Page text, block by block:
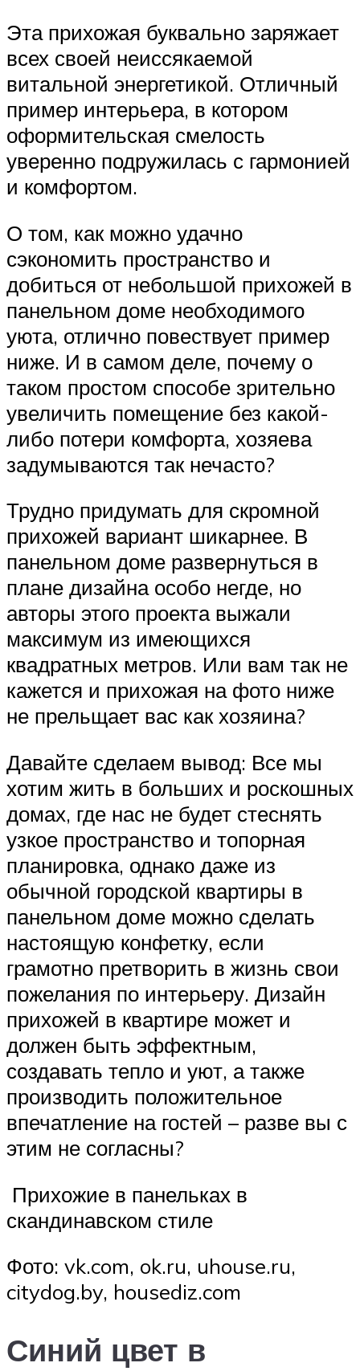
Эта прихожая буквально заряжает
всех своей неиссякаемой
витальной энергетикой. Отличный
пример интерьера, в котором
оформительская смелость
уверенно подружилась с гармонией
и комфортом.
О том, как можно удачно
сэкономить пространство и
добиться от небольшой прихожей в
панельном доме необходимого
уюта, отлично повествует пример
ниже. И в самом деле, почему о
таком простом способе зрительно
увеличить помещение без какой-
либо потери комфорта, хозяева
задумываются так нечасто?
Трудно придумать для скромной
прихожей вариант шикарнее. В
панельном доме развернуться в
плане дизайна особо негде, но
авторы этого проекта выжали
максимум из имеющихся
квадратных метров. Или вам так не
кажется и прихожая на фото ниже
не прельщает вас как хозяина?
Давайте сделаем вывод: Все мы
хотим жить в больших и роскошных
домах, где нас не будет стеснять
узкое пространство и топорная
планировка, однако даже из
обычной городской квартиры в
панельном доме можно сделать
настоящую конфетку, если
грамотно претворить в жизнь свои
пожелания по интерьеру. Дизайн
прихожей в квартире может и
должен быть эффектным,
создавать тепло и уют, а также
производить положительное
впечатление на гостей – разве вы с
этим не согласны?
Прихожие в панельках в
скандинавском стиле
Фото: vk.com, ok.ru, uhouse.ru,
citydog.by, housediz.com
Синий цвет в